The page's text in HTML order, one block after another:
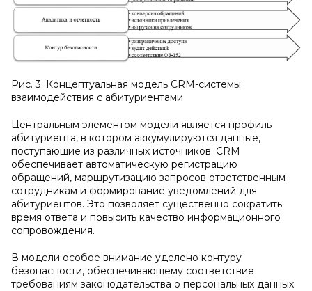
Рис. 3. Концептуальная модель CRM-системы
взаимодействия с абитуриентами
Центральным элементом модели является профиль
абитуриента, в котором аккумулируются данные,
поступающие из различных источников. CRM
обеспечивает автоматическую регистрацию
обращений, маршрутизацию запросов ответственным
сотрудникам и формирование уведомлений для
абитуриентов. Это позволяет существенно сократить
время ответа и повысить качество информационного
сопровождения.
В модели особое внимание уделено контуру
безопасности, обеспечивающему соответствие
требованиям законодательства о персональных данных.